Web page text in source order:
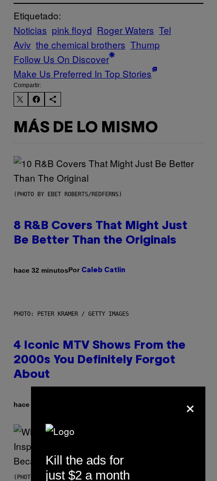
Etiquetado:
Noticias pink floyd Roger Waters Tel
Aviv the chemical brothers Thump
Follow Us On Discover
Make Us Preferred In Top Stories
Compartir:
MÁS DE LO MISMO
(PHOTO BY EBET ROBERTS/REDFERNS)
8 R&B Covers That Might Just
Be Better Than the Originals
hace 32 minutosPor Caleb Catlin
PHOTO: PETER KRAMER / GETTY IMAGES
4 Iconic MTV Shows From the
2000s You Definitely Forgot
About
hace 1 hora
(PHOTO BY CHRISTOPHER POLK/NBCU PHOTO BANK/NBCUNIVERSAL
×
Kill the ads for
just $2 a month